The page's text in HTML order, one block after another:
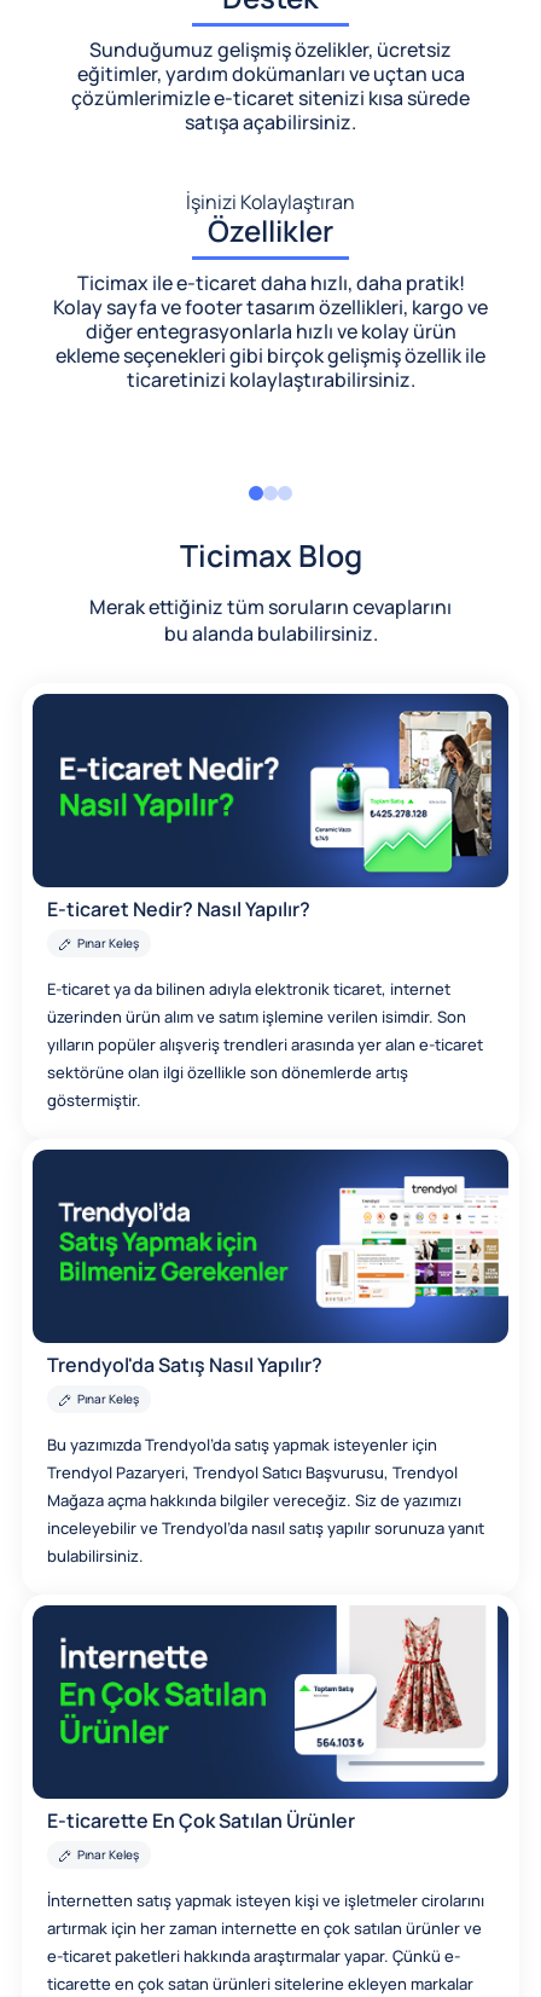
Sunduğumuz gelişmiş özelikler, ücretsiz
eğitimler, yardım dokümanları ve uçtan uca
çözümlerimizlee-ticaret sitenizi kısa sürede
satışa açabilirsiniz.
İşinizi Kolaylaştıran
Özellikler
Ticimax ile e-ticaret daha hızlı, daha pratik!
Kolay sayfa ve footer tasarım özellikleri, kargo ve
diğer entegrasyonlarla hızlı ve kolay ürün
ekleme seçenekleri gibi birçok gelişmiş özellik ile
ticaretinizi kolaylaştırabilirsiniz.
Ticimax Blog
Merak ettiğiniz tüm soruların cevaplarını
bu alanda bulabilirsiniz.
E-ticaret Nedir? Nasıl Yapılır?
Pınar Keleş
E-ticaret ya da bilinen adıyla elektronik ticaret, internet
üzerinden ürün alım ve satım işlemine verilen isimdir. Son
yılların popüler alışveriş trendleri arasında yer alan e-ticaret
sektörüne olan ilgi özellikle son dönemlerde artış
göstermiştir.
Trendyol'da Satış Nasıl Yapılır?
Pınar Keleş
Bu yazımızda Trendyol’da satış yapmak isteyenler için
Trendyol Pazaryeri, Trendyol Satıcı Başvurusu, Trendyol
Mağaza açma hakkında bilgiler vereceğiz. Siz de yazımızı
inceleyebilir ve Trendyol’da nasıl satış yapılır sorunuza yanıt
bulabilirsiniz.
E-ticarette En Çok Satılan Ürünler
Pınar Keleş
İnternetten satış yapmak isteyen kişi ve işletmeler cirolarını
artırmak için her zaman internette en çok satılan ürünler ve
e-ticaret paketleri hakkında araştırmalar yapar. Çünkü e-
ticarette en çok satan ürünleri sitelerine ekleyen markalar